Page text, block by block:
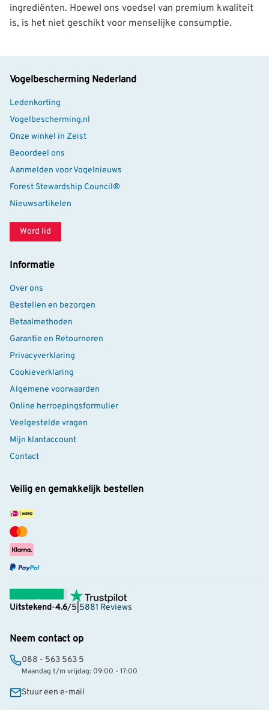
ingrediënten. Hoewel ons voedsel van premium kwaliteit
is, is het niet geschikt voor menselijke consumptie.
Vogelbescherming Nederland
Ledenkorting
Vogelbescherming.nl
Onze winkel in Zeist
Beoordeel ons
Aanmelden voor Vogelnieuws
Forest Stewardship Council®
Nieuwsartikelen
Word lid
Informatie
Over ons
Bestellen en bezorgen
Betaalmethoden
Garantie en Retourneren
Privacyverklaring
Cookieverklaring
Algemene voorwaarden
Online herroepingsformulier
Veelgestelde vragen
Mijn klantaccount
Contact
Veilig en gemakkelijk bestellen
Uitstekend-4.6/5 5881 Reviews
Neem contact op
088 - 563 563 5
Maandag t/m vrijdag: 09:00 - 17:00
Stuur een e-mail